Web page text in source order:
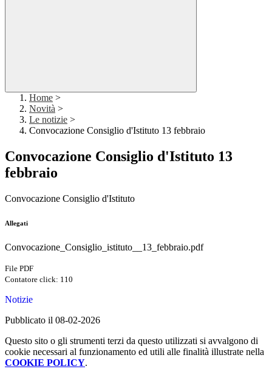
Home >
Novità >
Le notizie >
Convocazione Consiglio d'Istituto 13 febbraio
Convocazione Consiglio d'Istituto 13
febbraio
Convocazione Consiglio d'Istituto
Allegati
Convocazione_Consiglio_istituto__13_febbraio.pdf
File PDF
Contatore click: 110
Notizie
Pubblicato il 08-02-2026
Questo sito o gli strumenti terzi da questo utilizzati si avvalgono di
cookie necessari al funzionamento ed utili alle finalità illustrate nella
COOKIE POLICY.